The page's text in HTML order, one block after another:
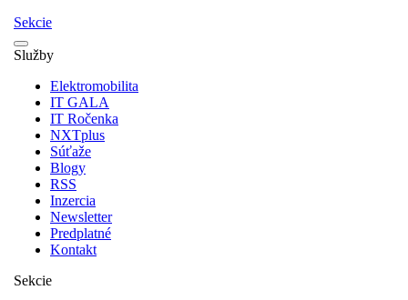
Sekcie
Služby
Elektromobilita
IT GALA
IT Ročenka
NXTplus
Súťaže
Blogy
RSS
Inzercia
Newsletter
Predplatné
Kontakt
Sekcie